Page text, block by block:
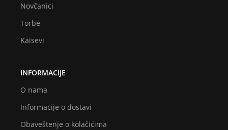
Novčanici
Torbe
Kaisevi
INFORMACIJE
O nama
Informacije o dostavi
Obaveštenje o kolačićima